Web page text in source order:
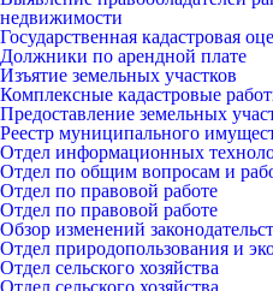
недвижимости
Государственная кадастровая
Должники по арендной плате
Изъятие земельных участков
Комплексные кадастровые
Предоставление земельных
Реестр муниципального
Отдел информационных
Отдел по общим вопросам и
Отдел по правовой работе
Отдел по правовой работе
Обзор изменений
Отдел природопользования и
Отдел сельского хозяйства
Отдел сельского хозяйства